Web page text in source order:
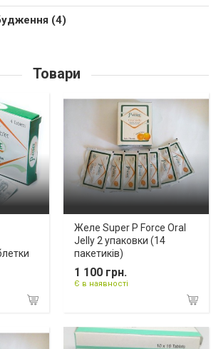
(4)
Товари
Желе Super P Force Oral
Jelly 2 упаковки (14
пакетиків)
1 100 грн.
Є в наявності